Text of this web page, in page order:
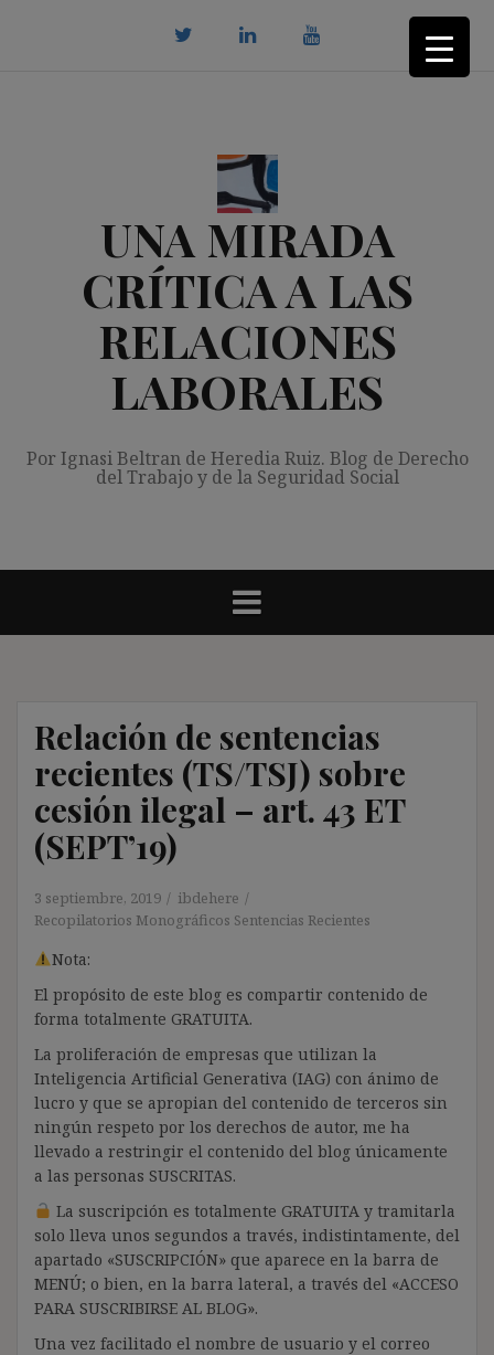
UNA MIRADA
CRÍTICA A LAS
RELACIONES
LABORALES
Por Ignasi Beltran de Heredia Ruiz. Blog de Derecho
del Trabajo y de la Seguridad Social
Relación de sentencias
recientes (TS/TSJ) sobre
cesión ilegal – art. 43 ET
(SEPT’19)
3 septiembre, 2019
ibdehere
Recopilatorios Monográficos Sentencias Recientes
Nota:
El propósito de este blog es compartir contenido de
forma totalmente GRATUITA.
La proliferación de empresas que utilizan la
Inteligencia Artificial Generativa (IAG) con ánimo de
lucro y que se apropian del contenido de terceros sin
ningún respeto por los derechos de autor, me ha
llevado a restringir el contenido del blog únicamente
a las personas SUSCRITAS.
La suscripción es totalmente GRATUITA y tramitarla
solo lleva unos segundos a través, indistintamente, del
apartado «SUSCRIPCIÓN» que aparece en la barra de
MENÚ; o bien, en la barra lateral, a través del «ACCESO
PARA SUSCRIBIRSE AL BLOG».
Una vez facilitado el nombre de usuario y el correo